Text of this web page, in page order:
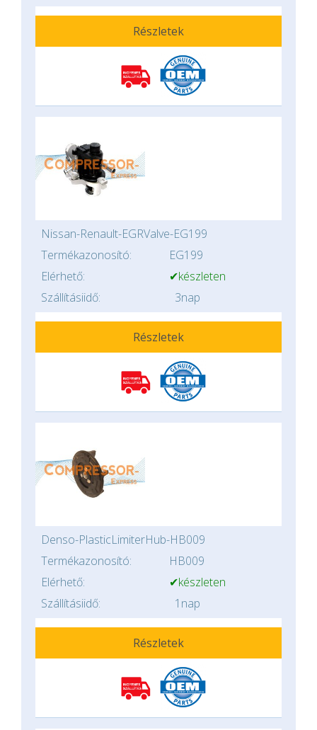
Részletek
Nissan-Renault-EGRValve-EG199
Termékazonosító:
EG199
Elérhető:
✔készleten
Szállításiidő:
3nap
Részletek
Denso-PlasticLimiterHub-HB009
Termékazonosító:
HB009
Elérhető:
✔készleten
Szállításiidő:
1nap
Részletek